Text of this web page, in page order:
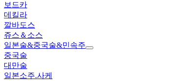
보드카
데킬라
깔바도스
쥬스＆소스
일본술&중국술&민속주
중국술
대만술
일본소주.사케